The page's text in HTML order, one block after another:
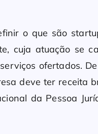
o que são
cuja atuação se
ofertados.
deve ter receita
da Pessoa